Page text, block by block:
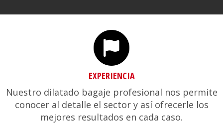
ASESORÍA EN VALLADOLID
EXPERIENCIA
Nuestro dilatado bagaje profesional nos permite
conocer al detalle el sector y así ofrecerle los
mejores resultados en cada caso.